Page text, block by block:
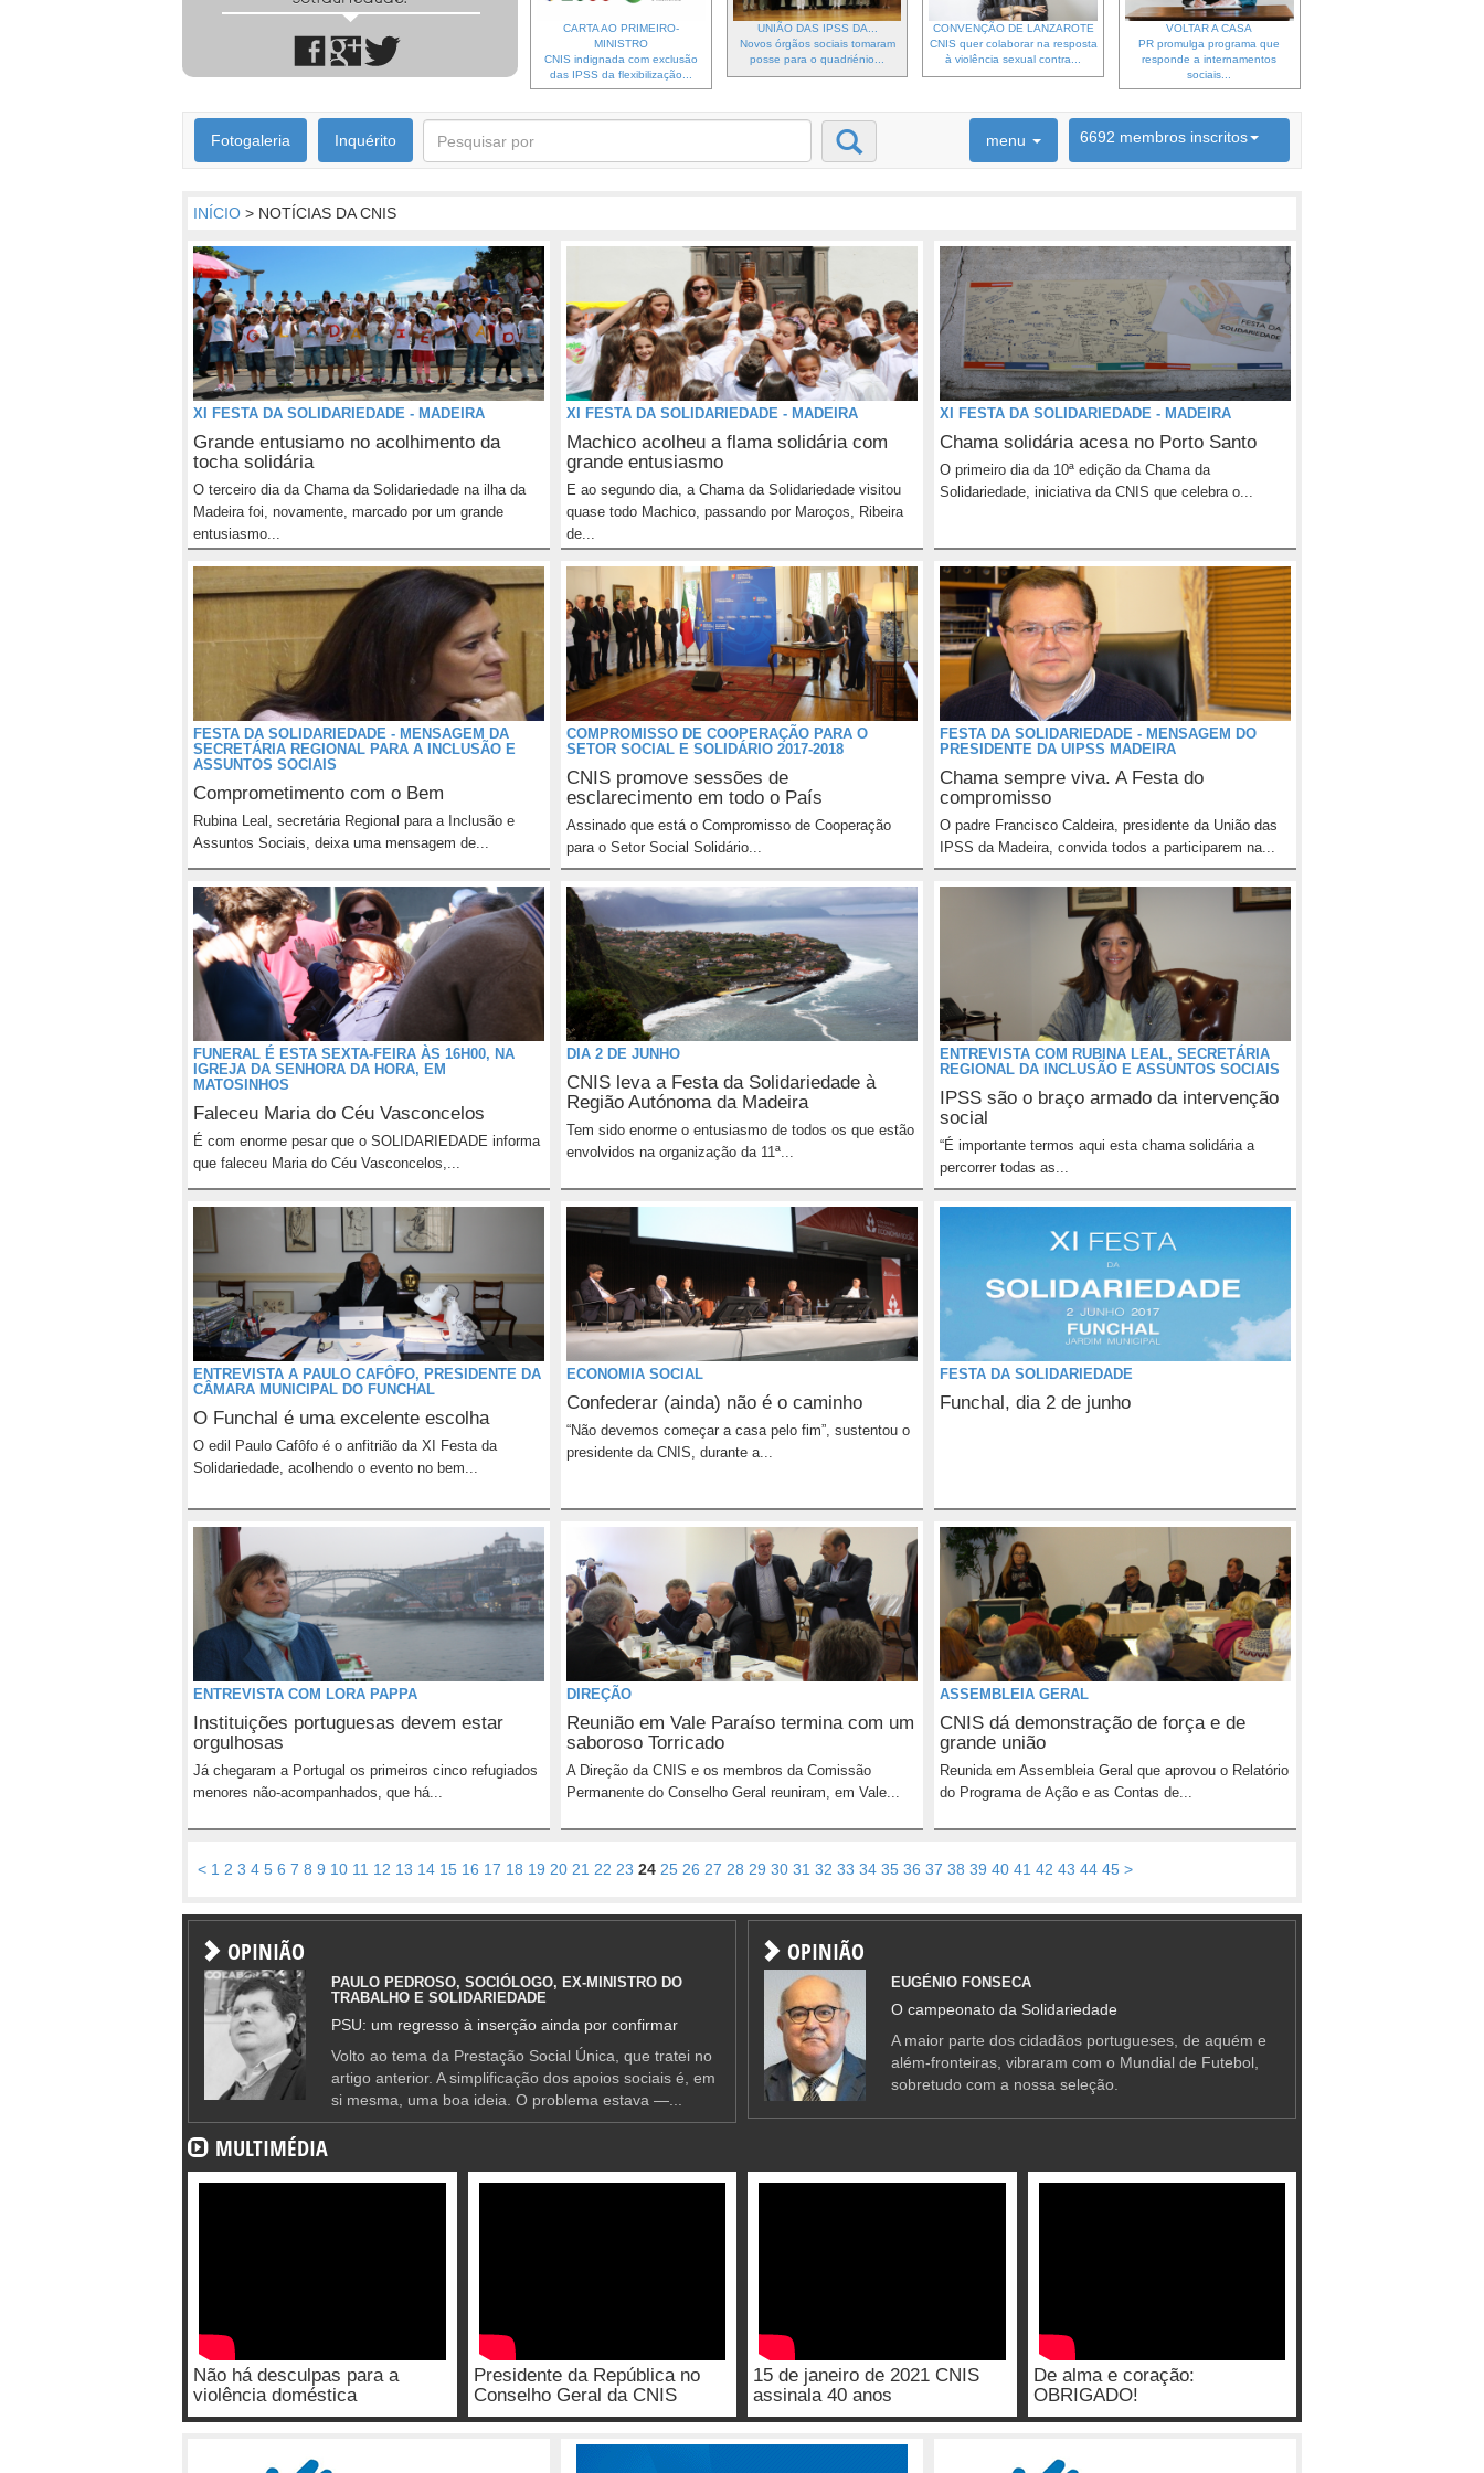
CARTA AO PRIMEIRO-
MINISTRO
CNIS indignada com exclusão
das IPSS da flexibilização...
UNIÃO DAS IPSS DA...
Novos órgãos sociais tomaram
posse para o quadriénio...
CONVENÇÃO DE LANZAROTE
CNIS quer colaborar na resposta
à violência sexual contra...
VOLTAR A CASA
PR promulga programa que
responde a internamentos
sociais...
Fotogaleria Inquérito menu 6692 membros inscritos
INÍCIO > NOTÍCIAS DA CNIS
XI FESTA DA SOLIDARIEDADE - MADEIRA
Grande entusiamo no acolhimento da
tocha solidária
O terceiro dia da Chama da Solidariedade na ilha da
Madeira foi, novamente, marcado por um grande
entusiasmo...
XI FESTA DA SOLIDARIEDADE - MADEIRA
Machico acolheu a flama solidária com
grande entusiasmo
E ao segundo dia, a Chama da Solidariedade visitou
quase todo Machico, passando por Maroços, Ribeira
de...
XI FESTA DA SOLIDARIEDADE - MADEIRA
Chama solidária acesa no Porto Santo
O primeiro dia da 10ª edição da Chama da
Solidariedade, iniciativa da CNIS que celebra o...
FESTA DA SOLIDARIEDADE - MENSAGEM DA
SECRETÁRIA REGIONAL PARA A INCLUSÃO E
ASSUNTOS SOCIAIS
Comprometimento com o Bem
Rubina Leal, secretária Regional para a Inclusão e
Assuntos Sociais, deixa uma mensagem de...
COMPROMISSO DE COOPERAÇÃO PARA O
SETOR SOCIAL E SOLIDÁRIO 2017-2018
CNIS promove sessões de
esclarecimento em todo o País
Assinado que está o Compromisso de Cooperação
para o Setor Social Solidário...
FESTA DA SOLIDARIEDADE - MENSAGEM DO
PRESIDENTE DA UIPSS MADEIRA
Chama sempre viva. A Festa do
compromisso
O padre Francisco Caldeira, presidente da União das
IPSS da Madeira, convida todos a participarem na...
FUNERAL É ESTA SEXTA-FEIRA ÀS 16H00, NA
IGREJA DA SENHORA DA HORA, EM
MATOSINHOS
Faleceu Maria do Céu Vasconcelos
É com enorme pesar que o SOLIDARIEDADE informa
que faleceu Maria do Céu Vasconcelos,...
DIA 2 DE JUNHO
CNIS leva a Festa da Solidariedade à
Região Autónoma da Madeira
Tem sido enorme o entusiasmo de todos os que estão
envolvidos na organização da 11ª...
ENTREVISTA COM RUBINA LEAL, SECRETÁRIA
REGIONAL DA INCLUSÃO E ASSUNTOS SOCIAIS
IPSS são o braço armado da intervenção
social
“É importante termos aqui esta chama solidária a
percorrer todas as...
ENTREVISTA A PAULO CAFÔFO, PRESIDENTE DA
CÂMARA MUNICIPAL DO FUNCHAL
O Funchal é uma excelente escolha
O edil Paulo Cafôfo é o anfitrião da XI Festa da
Solidariedade, acolhendo o evento no bem...
ECONOMIA SOCIAL
Confederar (ainda) não é o caminho
“Não devemos começar a casa pelo fim”, sustentou o
presidente da CNIS, durante a...
FESTA DA SOLIDARIEDADE
Funchal, dia 2 de junho
ENTREVISTA COM LORA PAPPA
Instituições portuguesas devem estar
orgulhosas
Já chegaram a Portugal os primeiros cinco refugiados
menores não-acompanhados, que há...
DIREÇÃO
Reunião em Vale Paraíso termina com um
saboroso Torricado
A Direção da CNIS e os membros da Comissão
Permanente do Conselho Geral reuniram, em Vale...
ASSEMBLEIA GERAL
CNIS dá demonstração de força e de
grande união
Reunida em Assembleia Geral que aprovou o Relatório
do Programa de Ação e as Contas de...
< 1 2 3 4 5 6 7 8 9 10 11 12 13 14 15 16 17 18 19 20 21 22 23 24 25 26 27 28 29 30 31 32 33 34 35 36 37 38 39 40 41 42 43 44 45 >
OPINIÃO
PAULO PEDROSO, SOCIÓLOGO, EX-MINISTRO DO
TRABALHO E SOLIDARIEDADE
PSU: um regresso à inserção ainda por confirmar
Volto ao tema da Prestação Social Única, que tratei no
artigo anterior. A simplificação dos apoios sociais é, em
si mesma, uma boa ideia. O problema estava —...
OPINIÃO
EUGÉNIO FONSECA
O campeonato da Solidariedade
A maior parte dos cidadãos portugueses, de aquém e
além-fronteiras, vibraram com o Mundial de Futebol,
sobretudo com a nossa seleção.
MULTIMÉDIA
Não há desculpas para a
violência doméstica
Presidente da República no
Conselho Geral da CNIS
15 de janeiro de 2021 CNIS
assinala 40 anos
De alma e coração:
OBRIGADO!